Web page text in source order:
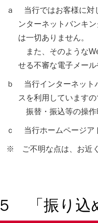
ａ 当行ではお客様に対
ンターネットバンキ
は一切ありません。
また、そのような
せる不審な電子メー
ｂ 当行インターネット
スを利用しています
振替・振込等の操作
ｃ 当行ホームページア
※ ご不明な点は、お近く
５ 「振り込